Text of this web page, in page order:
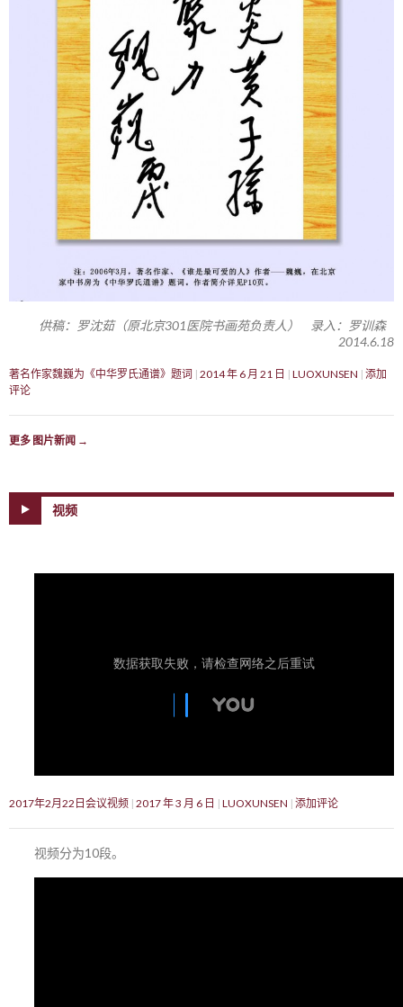
供稿：罗沈茹（原北京301医院书画苑负责人） 录入：罗训森
2014.6.18
著名作家魏巍为《中华罗氏通谱》题词 2014 年 6 月 21 日 LUOXUNSEN 添加
评论
更多 图片新闻 →
视频
2017年2月22日会议视频 2017 年 3 月 6 日 LUOXUNSEN 添加评论
视频分为10段。